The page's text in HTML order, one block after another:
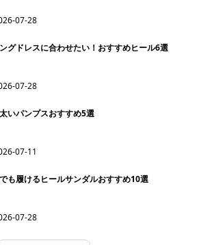
07-28
グドレスに合わせたい！おすすめヒール6選
07-28
いパンプスおすすめ5選
07-11
も履けるヒールサンダルおすすめ10選
07-28